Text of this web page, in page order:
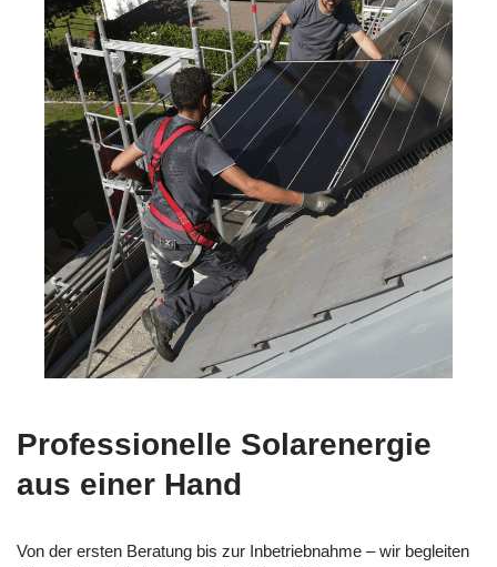
Professionelle Solarenergie
aus einer Hand
Von der ersten Beratung bis zur Inbetriebnahme – wir begleiten